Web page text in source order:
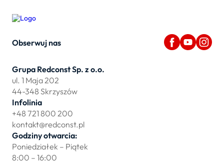
Obserwuj nas
Grupa Redconst Sp. z o.o.
ul. 1 Maja 202
44-348 Skrzyszów
Infolinia
+48 721 800 200
kontakt@redconst.pl
Godziny otwarcia:
Poniedziałek – Piątek
8:00 – 16:00